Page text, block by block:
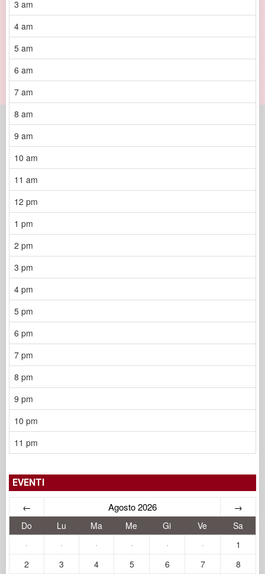
3 am
4 am
5 am
6 am
7 am
8 am
9 am
10 am
11 am
12 pm
1 pm
2 pm
3 pm
4 pm
5 pm
6 pm
7 pm
8 pm
9 pm
10 pm
11 pm
EVENTI
← Agosto 2026 →
Do Lu Ma Me Gi Ve
Sa
·
· · · · ·
1
2
3 4 5 6 7 8